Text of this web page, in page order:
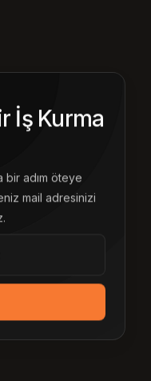
İş Kurma
bir adım öteye
mail adresinizi